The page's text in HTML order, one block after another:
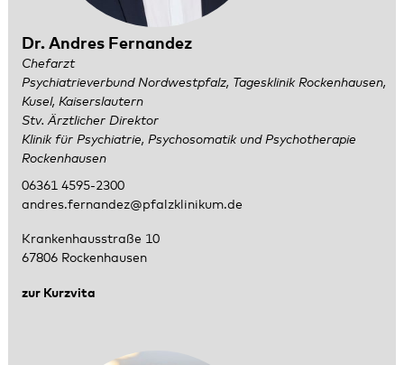
Dr. Andres Fernandez
Chefarzt
Psychiatrieverbund Nordwestpfalz, Tagesklinik Rockenhausen,
Kusel, Kaiserslautern
Stv. Ärztlicher Direktor
Klinik für Psychiatrie, Psychosomatik und Psychotherapie
Rockenhausen
06361 4595-2300
andres.fernandez@pfalzklinikum.de
Krankenhausstraße 10
67806 Rockenhausen
zur Kurzvita